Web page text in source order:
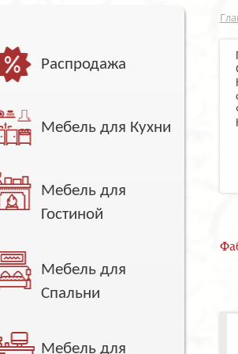
Распродажа
Мебель для Кухни
Мебель для
Гостиной
Мебель для
Спальни
Мебель для